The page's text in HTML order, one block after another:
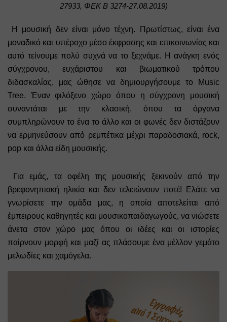
27933, ΦΕΚ Β 3274-27.08.2019)
μοναδικό και υπέροχο μέσο έκφρασης και επικοινωνίας και
αυτό τείνουμε πολύ συχνά να το ξεχνάμε. Η ανάγκη ενός
σύγχρονου, ευχάριστου και βιωματικού τρόπου
διδασκαλίας, μας ώθησε να δημιουργήσουμε το Music
Tree. Έναν φιλόξενο χώρο όπου η σύγχρονη μουσική
συναντάται με την κλασική, όπου τα όργανα
συμπληρώνουν το ένα το άλλο και οι φωνές δεν διστάζουν
να ερμηνεύσουν από ρεμπέτικα μέχρι παραδοσιακά, rock,
pop και άλλα είδη μουσικής.
βρεφονηπιακή ηλικία και δεν τελειώνουν ποτέ! Ελάτε να
γνωρίσετε την ομάδα μας, η οποία αποτελείται από
έμπειρους καθηγητές και μουσικοπαιδαγωγούς, να νιώσετε
άνετα στον χώρο μας όπου οι ιδέες και οι ιστορίες
παίρνουν μορφή και μαζί ας πλάσουμε ένα μέλλον γεμάτο
μελωδίες και χαμόγελα.